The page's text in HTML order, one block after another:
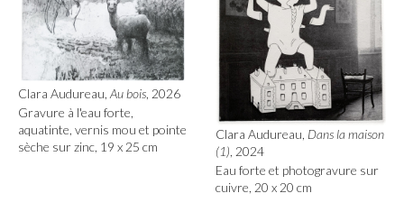
Clara Audureau, Au bois , 2026
Gravure à l'eau forte,
aquatinte, vernis mou et pointe
sèche sur zinc, 19 x 25 cm
Clara Audureau, Dans la maison
(1) , 2024
Eau forte et photogravure sur
cuivre, 20 x 20 cm